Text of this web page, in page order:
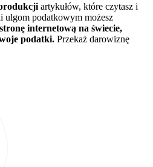
artykułów, które czytasz i
ulgom podatkowym możesz
internetową na świecie,
podatki. Przekaż darowiznę